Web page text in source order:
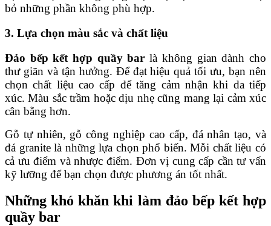
bỏ những phần không phù hợp.
3. Lựa chọn màu sắc và chất liệu
Đảo bếp kết hợp quầy bar là không gian dành cho
thư giãn và tận hưởng. Để đạt hiệu quả tối ưu, bạn nên
chọn chất liệu cao cấp để tăng cảm nhận khi da tiếp
xúc. Màu sắc trầm hoặc dịu nhẹ cũng mang lại cảm xúc
cân bằng hơn.
Gỗ tự nhiên, gỗ công nghiệp cao cấp, đá nhân tạo, và
đá granite là những lựa chọn phổ biến. Mỗi chất liệu có
cả ưu điểm và nhược điểm. Đơn vị cung cấp cần tư vấn
kỹ lưỡng để bạn chọn được phương án tốt nhất.
Những khó khăn khi làm đảo bếp kết hợp
quầy bar